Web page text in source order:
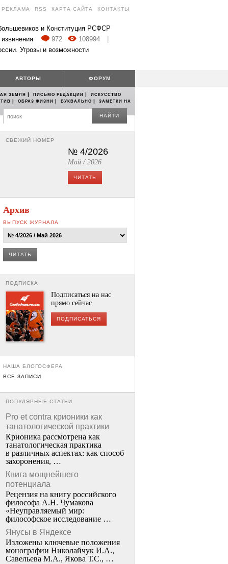
РЕКЛАМА RSS КАРТА САЙТА КОНТАКТЫ
и Конституция РСФСР
972 108994
Угрозы и возможности
АВТОРЫ ФОРУМ
ЗЕМЛЯ | ПИСЬМО РЕДАКЦИИ |
ИСКУССТВО
| ОБРАЗ ЖИЗНИ | БУКВАЛЬНО |
ЗАМЕТКИ НА
НАЙТИ
СВЕЖИЙ НОМЕР
№ 4/2026
Май / 2026
ЧИТАТЬ
Архив
ВЫПУСК ЖУРНАЛА
ЧИТАТЬ
ПОДПИСКА
Подписаться на нас
прямо сейчас
ПОДПИСАТЬСЯ
НАША БЛОГОСФЕРА
ВСЕ ЗАПИСИ
ПОПУЛЯРНЫЕ СТАТЬИ
Pro et contra крионики как
танатологической практики
Крионика рассмотрена как
танатологическая практика
в различных аспектах: как способ
захоронения, …
Книга мощнейшего
потенциала
Рецензия на книгу российского
философа А.Н. Чумакова
«Неуправляемый мир:
философское исследование …
Янусы в Яндексе
Изложены ключевые положения
монографии Николайчук И.А.,
Савельева М.А., Якова Т.С., …